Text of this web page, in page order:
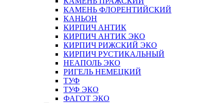
КАМЕНЬ ФЛОРЕНТИЙСКИЙ
КАНЬОН
КИРПИЧ АНТИК
КИРПИЧ АНТИК ЭКО
КИРПИЧ РИЖСКИЙ ЭКО
КИРПИЧ РУСТИКАЛЬНЫЙ
НЕАПОЛЬ ЭКО
РИГЕЛЬ НЕМЕЦКИЙ
ТУФ
ТУФ ЭКО
ФАГОТ ЭКО